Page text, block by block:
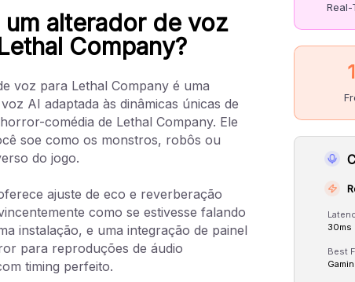
um alterador de voz
Company?
voz para Lethal Company é uma
AI adaptada às dinâmicas únicas de
comédia de Lethal Company. Ele
soe como os monstros, robôs ou
do jogo.
ajuste de eco e reverberação
como se estivesse falando
instalação, e uma integração de painel
para reproduções de áudio
timing perfeito.
30ms
Best